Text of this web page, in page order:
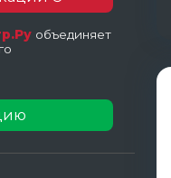
объединяет